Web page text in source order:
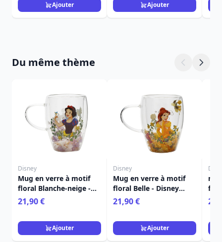
Ajouter
Ajouter
Du même thème
Disney
Mug en verre à motif
floral Blanche-neige -
Disney Pastel Princess
21,90 €
Ajouter
Disney
Mug en verre à motif
floral Belle - Disney
Pastel Princess
21,90 €
Ajouter